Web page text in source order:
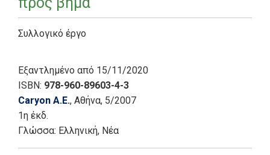
Συλλογικό έργο
Εξαντλημένο από 15/11/2020
ISBN: 978-960-89603-4-3
Caryon Α.Ε., Αθήνα, 5/2007
1η έκδ.
Γλώσσα: Ελληνική, Νέα